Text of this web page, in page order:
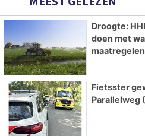
Droogte:
doen met
Fietsster
Parallelweg